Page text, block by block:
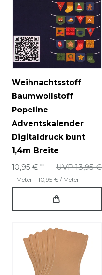
Weihnachtsstoff
Baumwollstoff
Popeline
Adventskalender
Digitaldruck bunt
1,4m Breite
UVP 13,95 €
10,95 € *
1 Meter | 10,95 € / Meter